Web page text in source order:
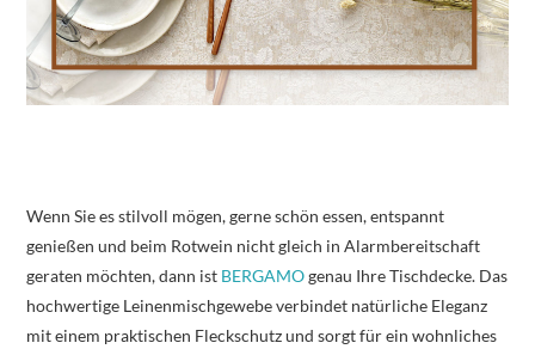
Wenn Sie es stilvoll mögen, gerne schön essen, entspannt
genießen und beim Rotwein nicht gleich in Alarmbereitschaft
geraten möchten, dann ist BERGAMOgenau Ihre Tischdecke. Das
hochwertige Leinenmischgewebe verbindet natürliche Eleganz
mit einem praktischen Fleckschutz und sorgt für ein wohnliches